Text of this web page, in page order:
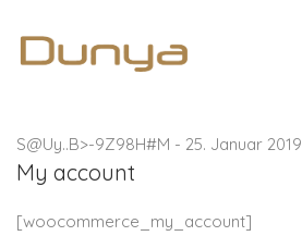
S@Uy..B>-9Z98H#M - 25. Januar 2019
My account
[woocommerce_my_account]